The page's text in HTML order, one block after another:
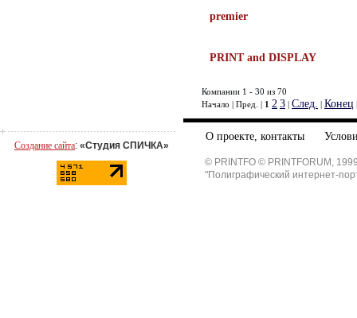
Создание сайта: «Студия СПИЧКА»
premier
PRINT and DISPLAY
Компании 1 - 30 из 70
Начало | Пред. | 1 2 3 | След. | Конец
О проекте, контакты
© PRINTFO © PRINTFORUM,
"Полиграфический интернет-